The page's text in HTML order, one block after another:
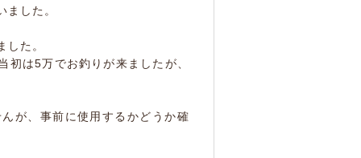
した。
た。
初は5万でお釣りが来ましたが、
が、事前に使用するかどうか確